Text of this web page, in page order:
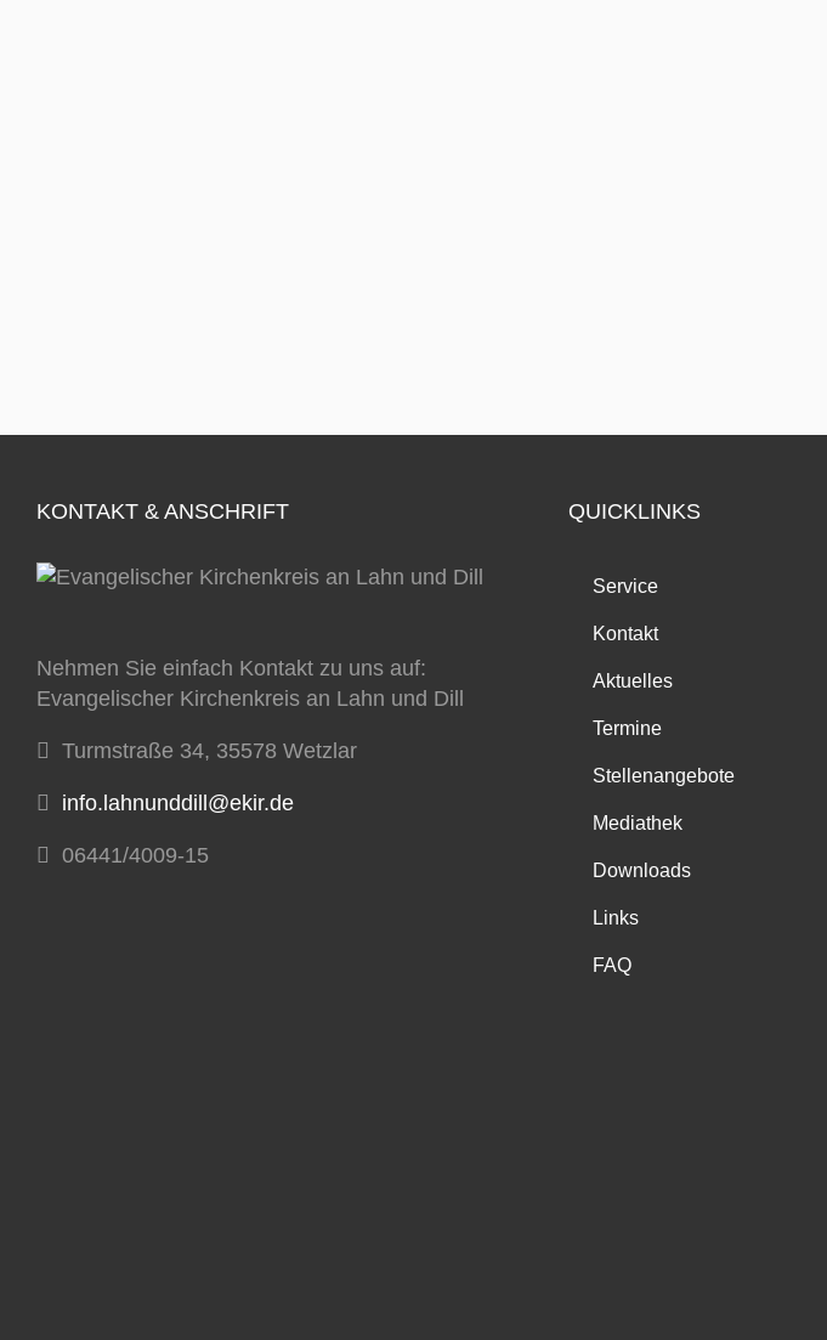
KONTAKT & ANSCHRIFT
Nehmen Sie einfach Kontakt zu uns auf:
Evangelischer Kirchenkreis an Lahn und Dill
Turmstraße 34, 35578 Wetzlar
info.lahnunddill@ekir.de
06441/4009-15
QUICKLINKS
Service
Kontakt
Aktuelles
Termine
Stellenangebote
Mediathek
Downloads
Links
FAQ